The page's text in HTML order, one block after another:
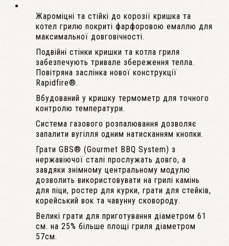
Жароміцні та стійкі до корозії кришка та
котел грилю покриті фарфоровою емаллю для
максимальної довговічності.
Подвійні стінки кришки та котла гриля
забезпечують тривале збереження тепла.
Повітряна заслінка нової конструкції
Rapidfire®.
Вбудований у кришку термометр для точного
контролю температури.
Система газового розпалювання дозволяє
запалити вугілля одним натисканням кнопки.
Грати GBS® (Gourmet BBQ System) з
нержавіючої сталі прослужать довго, а
завдяки знімному центральному модулю
дозволить використовувати на грилі камінь
для піци, ростер для курки, грати для стейків,
корейський вок та чавунну сковороду.
Великі грати для приготування діаметром 61
см. на 25% більше площі гриля діаметром
57см.